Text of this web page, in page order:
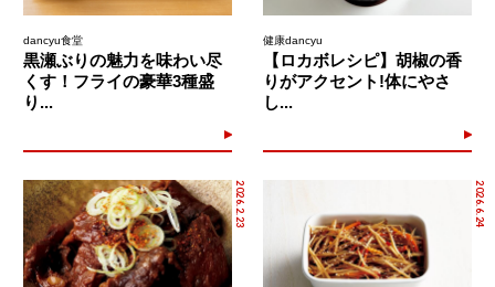
dancyu食堂
黒瀬ぶりの魅力を味わい尽
くす！フライの豪華3種盛
り...
健康dancyu
【ロカボレシピ】胡椒の香
りがアクセント!体にやさ
し...
2026.2.23 2026.6.24